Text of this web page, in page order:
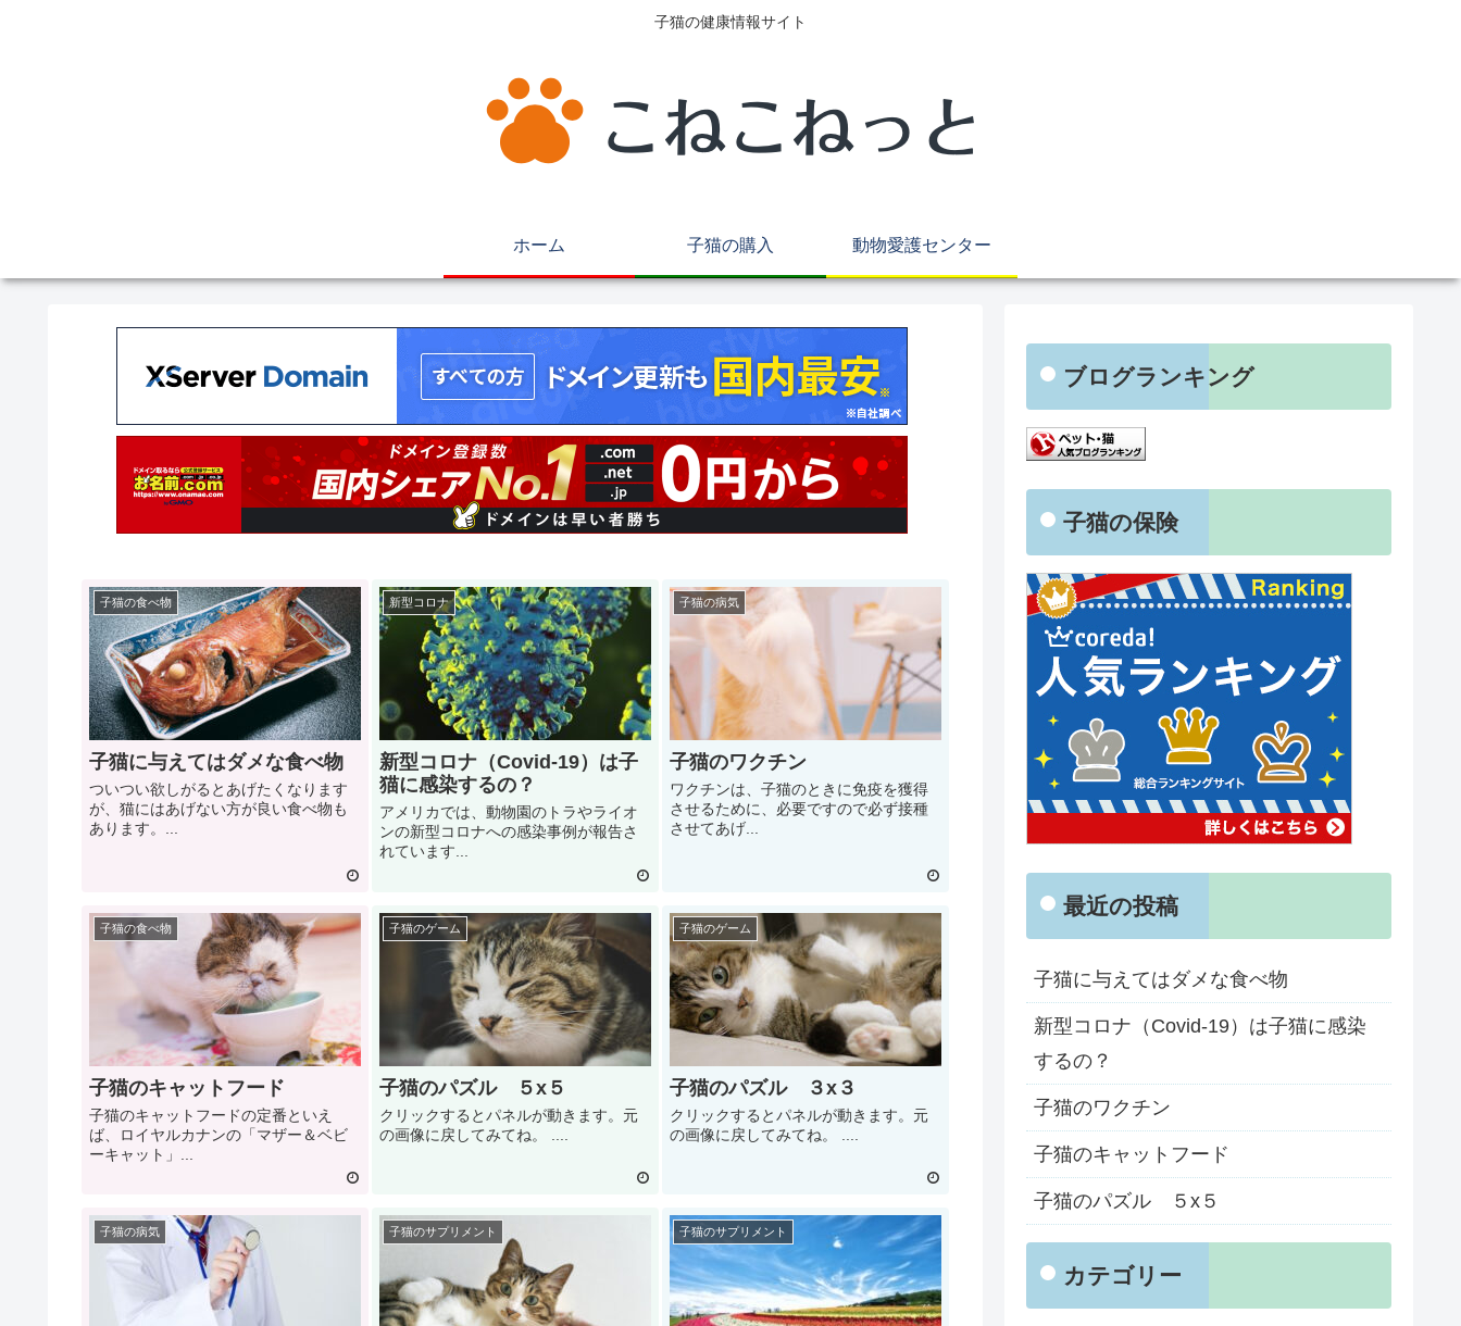
子猫の健康情報サイト
ホーム 子猫の購入 動物愛護センター
子猫の食べ物
子猫に与えてはダメな食べ物
ついつい欲しがるとあげたくなります
が、猫にはあげない方が良い食べ物も
あります。...
新型コロナ
新型コロナ（Covid-19）は子
猫に感染するの？
アメリカでは、動物園のトラやライオ
ンの新型コロナへの感染事例が報告さ
れています...
子猫の病気
子猫のワクチン
ワクチンは、子猫のときに免疫を獲得
させるために、必要ですので必ず接種
させてあげ...
子猫の食べ物
子猫のキャットフード
子猫のキャットフードの定番といえ
ば、ロイヤルカナンの「マザー＆ベビ
ーキャット」...
子猫のゲーム
子猫のパズル ５x５
クリックするとパネルが動きます。元
の画像に戻してみてね。 ....
子猫のゲーム
子猫のパズル ３x３
クリックするとパネルが動きます。元
の画像に戻してみてね。 ....
子猫の病気 子猫のサプリメント 子猫のサプリメント
ブログランキング
子猫の保険
最近の投稿
子猫に与えてはダメな食べ物
新型コロナ（Covid-19）は子猫に感染
するの？
子猫のワクチン
子猫のキャットフード
子猫のパズル ５x５
カテゴリー